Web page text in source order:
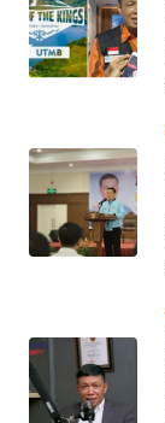
WN
KEPULAUAN
WN
TANGERANG
WN
WN
CIREBON